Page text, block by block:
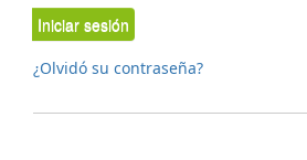
Iniciar sesión
¿Olvidó su contraseña?